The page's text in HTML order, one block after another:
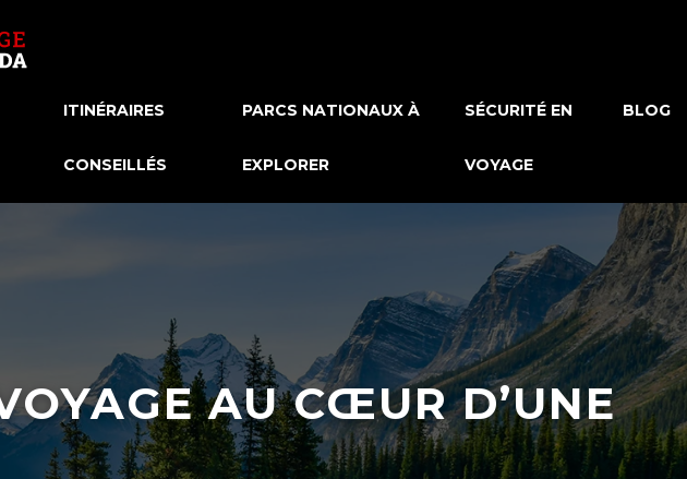
ITINÉRAIRES
CONSEILLÉS
PARCS NATIONAUX À
EXPLORER
SÉCURITÉ EN
VOYAGE
BLOG
AU CŒUR D’UNE